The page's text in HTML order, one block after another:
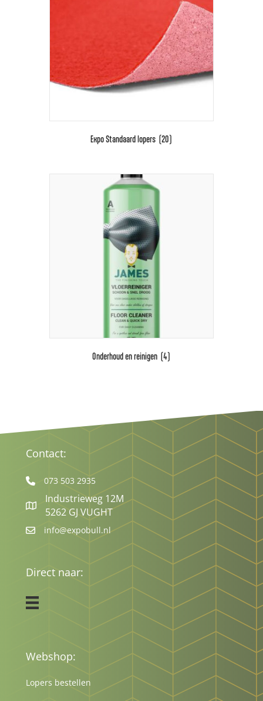
Expo Standaard lopers (20)
Onderhoud en reinigen (4)
Contact:
073 503 2935
Industrieweg 12M
5262 GJ VUGHT
info@expobull.nl
Direct naar:
Webshop:
Lopers bestellen